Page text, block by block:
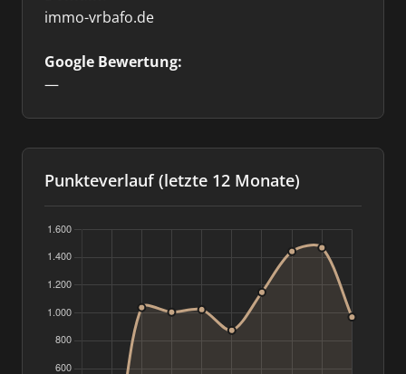
immo-vrbafo.de
Google Bewertung:
—
Punkteverlauf (letzte 12 Monate)